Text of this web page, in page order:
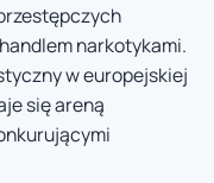
narkotykami.
w europejskiej
się areną